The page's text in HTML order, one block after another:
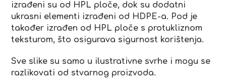
izrađeni su od HPL ploče, dok su dodatni
ukrasni elementi izrađeni od HDPE-a. Pod je
također izrađen od HPL ploče s protukliznom
teksturom, što osigurava sigurnost korištenja.
Sve slike su samo u ilustrativne svrhe i mogu se
razlikovati od stvarnog proizvoda.